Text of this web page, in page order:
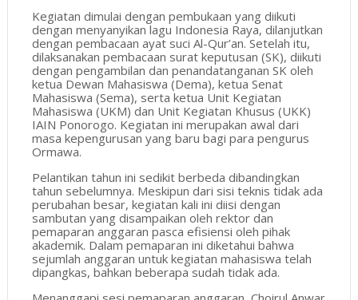
Kegiatan dimulai dengan pembukaan yang diikuti
dengan menyanyikan lagu Indonesia Raya, dilanjutkan
dengan pembacaan ayat suci Al-Qur’an. Setelah itu,
dilaksanakan pembacaan surat keputusan (SK), diikuti
dengan pengambilan dan penandatanganan SK oleh
ketua Dewan Mahasiswa (Dema), ketua Senat
Mahasiswa (Sema), serta ketua Unit Kegiatan
Mahasiswa (UKM) dan Unit Kegiatan Khusus (UKK)
IAIN Ponorogo. Kegiatan ini merupakan awal dari
masa kepengurusan yang baru bagi para pengurus
Ormawa.
Pelantikan tahun ini sedikit berbeda dibandingkan
tahun sebelumnya. Meskipun dari sisi teknis tidak ada
perubahan besar, kegiatan kali ini diisi dengan
sambutan yang disampaikan oleh rektor dan
pemaparan anggaran pasca efisiensi oleh pihak
akademik. Dalam pemaparan ini diketahui bahwa
sejumlah anggaran untuk kegiatan mahasiswa telah
dipangkas, bahkan beberapa sudah tidak ada.